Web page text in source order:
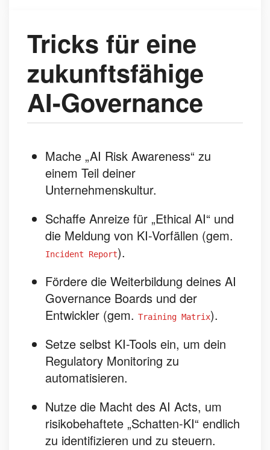
Tricks für eine
zukunftsfähige
AI-Governance
Mache „AI Risk Awareness“ zu
einem Teil deiner
Unternehmenskultur.
Schaffe Anreize für „Ethical AI“ und
die Meldung von KI-Vorfällen (gem.
Incident Report).
Fördere die Weiterbildung deines AI
Governance Boards und der
Entwickler (gem. Training Matrix).
Setze selbst KI-Tools ein, um dein
Regulatory Monitoring zu
automatisieren.
Nutze die Macht des AI Acts, um
risikobehaftete „Schatten-KI“ endlich
zu identifizieren und zu steuern.